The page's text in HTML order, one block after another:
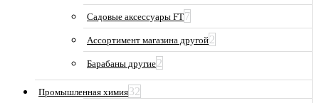
Садовые аксессуары FT7
Ассортимент магазина другой2
Барабаны другие2
Промышленная химия32